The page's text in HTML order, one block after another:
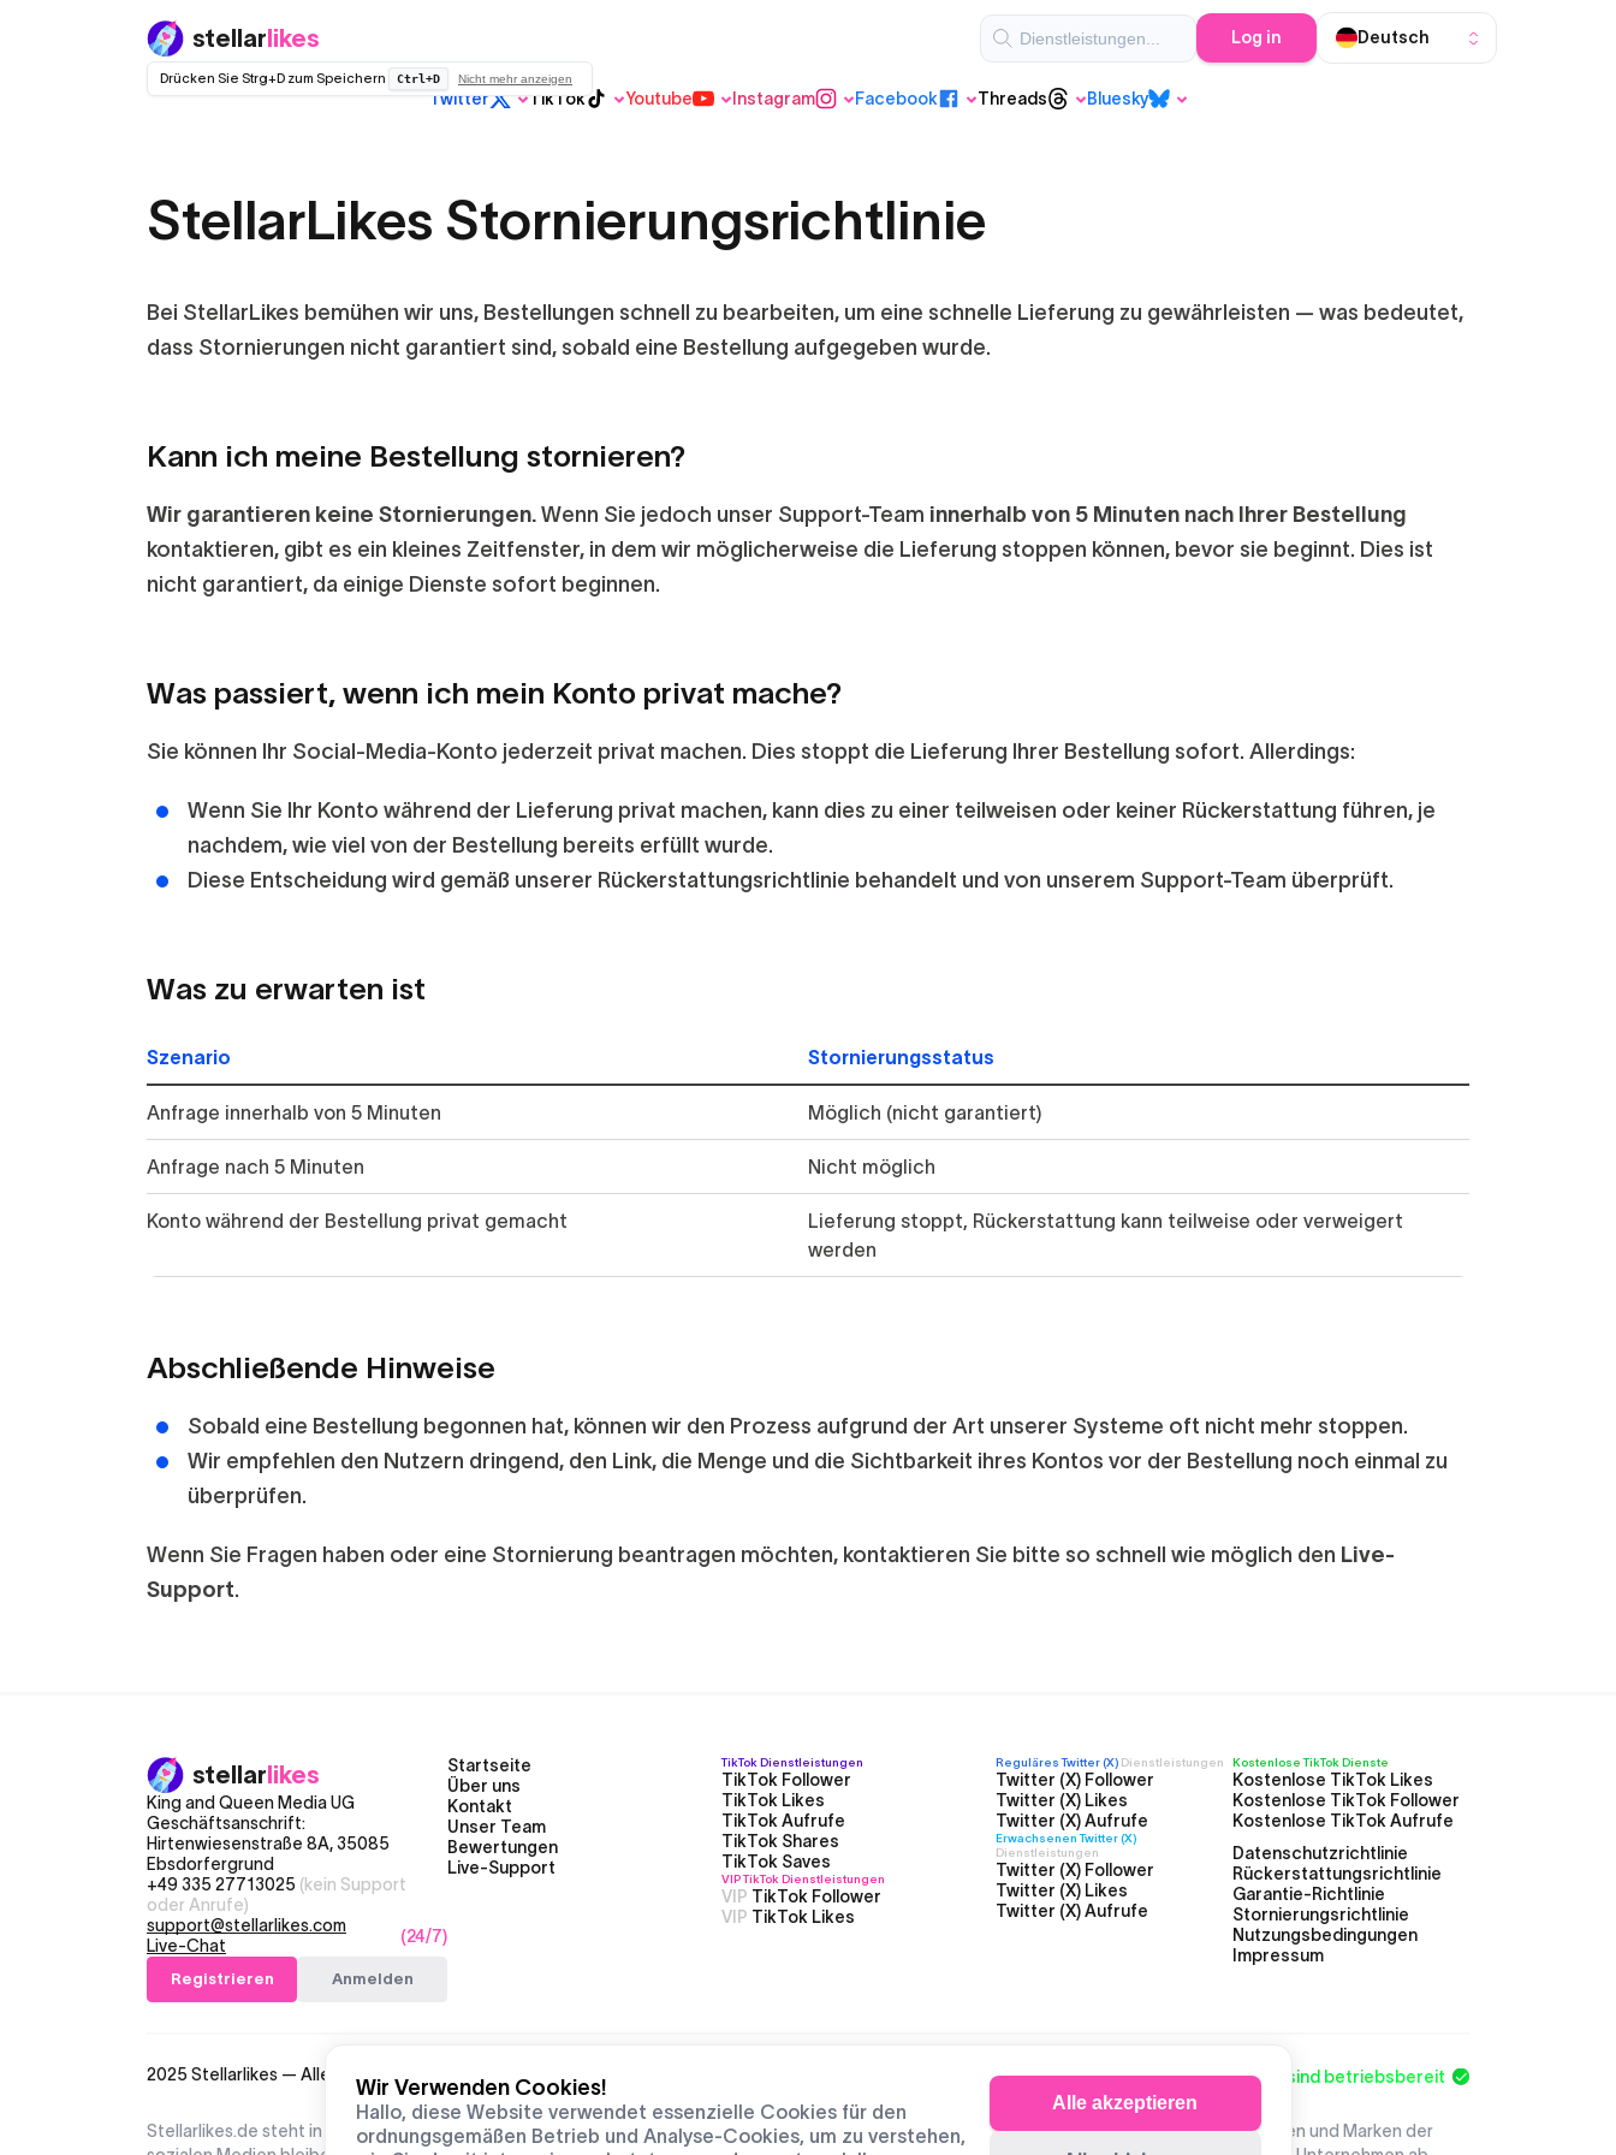
stellarlikes
Drücken Sie Strg+D zum Speichern Ctrl+D Nicht mehr anzeigen
Log in
cancellation-policystornierungsrichtlinie
Deutsch
Twitter TikTok Youtube Instagram Facebook Threads Bluesky
StellarLikes Stornierungsrichtlinie
Bei StellarLikes bemühen wir uns, Bestellungen schnell zu bearbeiten, um eine schnelle Lieferung zu gewährleisten — was bedeutet,
dass Stornierungen nicht garantiert sind, sobald eine Bestellung aufgegeben wurde.
Kann ich meine Bestellung stornieren?
Wir garantieren keine Stornierungen. Wenn Sie jedoch unser Support-Team innerhalb von 5 Minuten nach Ihrer Bestellung
kontaktieren, gibt es ein kleines Zeitfenster, in dem wir möglicherweise die Lieferung stoppen können, bevor sie beginnt. Dies ist
nicht garantiert, da einige Dienste sofort beginnen.
Was passiert, wenn ich mein Konto privat mache?
Sie können Ihr Social-Media-Konto jederzeit privat machen. Dies stoppt die Lieferung Ihrer Bestellung sofort. Allerdings:
Wenn Sie Ihr Konto während der Lieferung privat machen, kann dies zu einer teilweisen oder keiner Rückerstattung führen, je
nachdem, wie viel von der Bestellung bereits erfüllt wurde.
Diese Entscheidung wird gemäß unserer Rückerstattungsrichtlinie behandelt und von unserem Support-Team überprüft.
Was zu erwarten ist
Szenario Stornierungsstatus
Anfrage innerhalb von 5 Minuten Möglich (nicht garantiert)
Anfrage nach 5 Minuten Nicht möglich
Konto während der Bestellung privat gemacht
Lieferung stoppt, Rückerstattung kann teilweise oder verweigert
werden
Abschließende Hinweise
Sobald eine Bestellung begonnen hat, können wir den Prozess aufgrund der Art unserer Systeme oft nicht mehr stoppen.
Wir empfehlen den Nutzern dringend, den Link, die Menge und die Sichtbarkeit ihres Kontos vor der Bestellung noch einmal zu
überprüfen.
Wenn Sie Fragen haben oder eine Stornierung beantragen möchten, kontaktieren Sie bitte so schnell wie möglich den Live-
Support.
stellarlikes
King and Queen Media UG
Geschäftsanschrift:
Hirtenwiesenstraße 8A, 35085
Ebsdorfergrund
+49 335 27713025 (kein Support
oder Anrufe)
support@stellarlikes.com
Live-Chat
(24/7)
Registrieren Anmelden
Startseite
Über uns
Kontakt
Unser Team
Bewertungen
Live-Support
TikTok Dienstleistungen
TikTok Follower
TikTok Likes
TikTok Aufrufe
TikTok Shares
TikTok Saves
VIP TikTok Dienstleistungen
VIP TikTok Follower
VIP TikTok Likes
Reguläres Twitter (X) Dienstleistungen
Twitter (X) Follower
Twitter (X) Likes
Twitter (X) Aufrufe
Erwachsenen Twitter (X)
Dienstleistungen
Twitter (X) Follower
Twitter (X) Likes
Twitter (X) Aufrufe
Kostenlose TikTok Dienste
Kostenlose TikTok Likes
Kostenlose TikTok Follower
Kostenlose TikTok Aufrufe
Datenschutzrichtlinie
Rückerstattungsrichtlinie
Garantie-Richtlinie
Stornierungsrichtlinie
Nutzungsbedingungen
Impressum
2025 Stellarlikes — Alle Rechte vorbehalten Alle Systeme sind betriebsbereit
Stellarlikes.de steht in keiner Verbindung zu TikTok und Twitter oder anderen auf dieser Website genannten Drittunternehmen. Die Logos, Marken und Marken der
Wir Verwenden Cookies!
Hallo, diese Website verwendet essenzielle Cookies für den
ordnungsgemäßen Betrieb und Analyse-Cookies, um zu verstehen,
Alle akzeptieren